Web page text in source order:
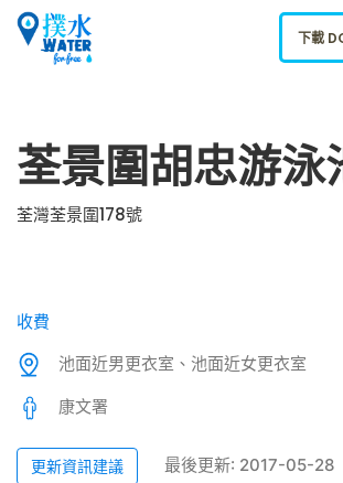
下載應用
荃景圍胡忠游泳
荃灣荃景圍178號
收費
池面近男更衣室、池面近女更衣室
康文署
更新資訊建議 最後更新: 2017-05-28
下載